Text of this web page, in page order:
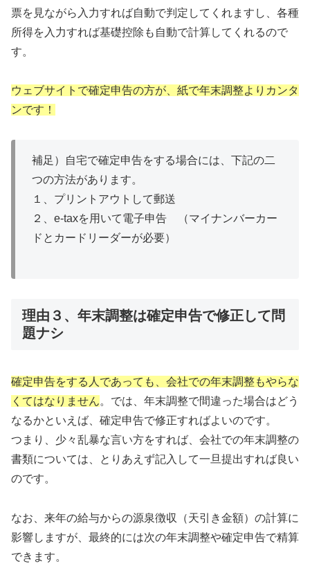
票を見ながら入力すれば自動で判定してくれますし、各種
所得を入力すれば基礎控除も自動で計算してくれるので
す。
ウェブサイトで確定申告の方が、紙で年末調整よりカンタ
ンです！
補足）自宅で確定申告をする場合には、下記の二
つの方法があります。
１、プリントアウトして郵送
２、e-taxを用いて電子申告 （マイナンバーカー
ドとカードリーダーが必要）
理由３、年末調整は確定申告で修正して問
題ナシ
確定申告をする人であっても、会社での年末調整もやらな
くてはなりません。では、年末調整で間違った場合はどう
なるかといえば、確定申告で修正すればよいのです。
つまり、少々乱暴な言い方をすれば、会社での年末調整の
書類については、とりあえず記入して一旦提出すれば良い
のです。
なお、来年の給与からの源泉徴収（天引き金額）の計算に
影響しますが、最終的には次の年末調整や確定申告で精算
できます。